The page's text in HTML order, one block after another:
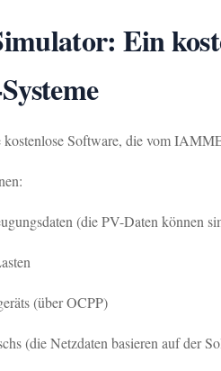
Ein
Software, die vom
(die PV-Daten können
(über OCPP)
(die Netzdaten basieren auf der